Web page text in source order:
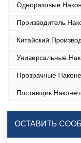
Одноразовые
Производитель
Китайский
Универсальные
Прозрачные
Поставщик
ОСТАВИТЬ